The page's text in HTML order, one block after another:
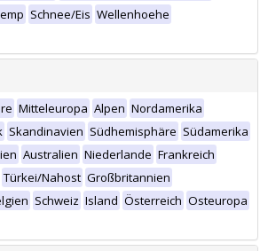
Schnee/Eis Wellenhoehe
Mitteleuropa Alpen Nordamerika
Skandinavien Südhemisphäre Südamerika
Australien Niederlande Frankreich
Türkei/Nahost Großbritannien
Schweiz Island Österreich Osteuropa